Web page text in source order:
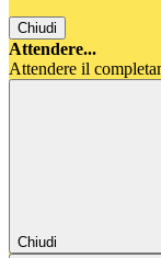
Chiudi
Attendere...
Attendere il
Chiudi